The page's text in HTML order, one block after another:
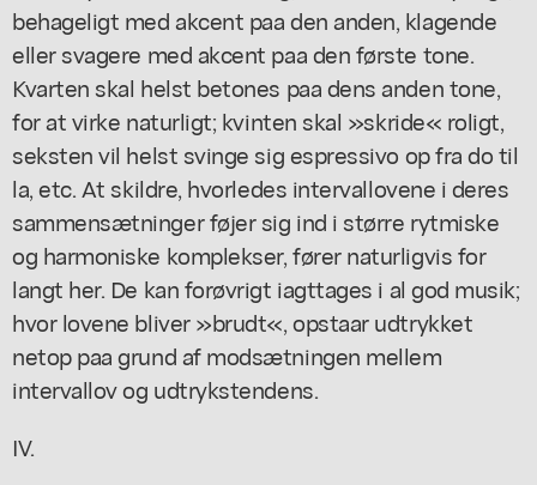
behageligt med akcent paa den anden, klagende
eller svagere med akcent paa den første tone.
Kvarten skal helst betones paa dens anden tone,
for at virke naturligt; kvinten skal »skride« roligt,
seksten vil helst svinge sig espressivo op fra do til
la, etc. At skildre, hvorledes intervallovene i deres
sammensætninger føjer sig ind i større rytmiske
og harmoniske komplekser, fører naturligvis for
langt her. De kan forøvrigt iagttages i al god musik;
hvor lovene bliver »brudt«, opstaar udtrykket
netop paa grund af modsætningen mellem
intervallov og udtrykstendens.
IV.